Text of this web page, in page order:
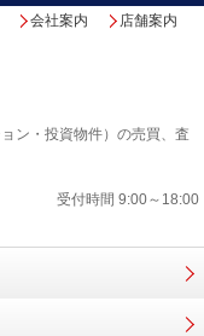
店舗案内
会社案内
ン・投資物件）の売買、査
受付時間 9:00～18:00